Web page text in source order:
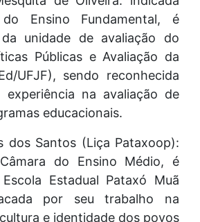
Ensino Fundamental, é
unidade de avaliação do
Públicas e Avaliação da
UFJF), sendo reconhecida
experiência na avaliação de
educacionais.
dos Santos (Liça Pataxoop):
do Ensino Médio, é
Estadual Pataxó Muã
por seu trabalho na
e identidade dos povos